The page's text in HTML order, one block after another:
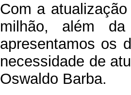
Com a
milhão, além da
apresentamos os
necessidade de
Oswaldo Barba.